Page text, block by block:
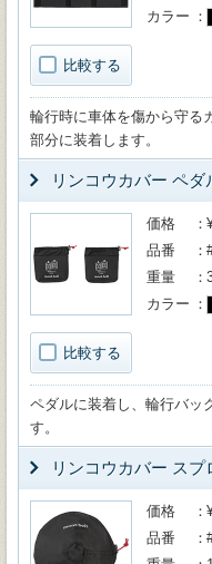
比較する
カラー
輪行時に車体を傷から守る
部分に装着します。
リンコウカバー ペダ
比較する
価格
品番
重量
カラー
ペダルに装着し、輪行バッ
す。
リンコウカバー スプ
価格
品番